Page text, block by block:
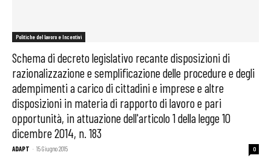
Politiche del lavoro e Incentivi
Schema di decreto legislativo recante disposizioni di
razionalizzazione e semplificazione delle procedure e degli
adempimenti a carico di cittadini e imprese e altre
disposizioni in materia di rapporto di lavoro e pari
opportunità, in attuazione dell'articolo 1 della legge 10
dicembre 2014, n. 183
ADAPT - 15 Giugno 2015 0